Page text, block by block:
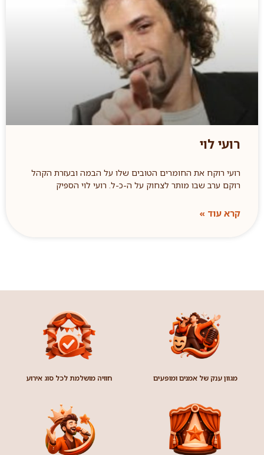
רועי לוי
רועי רוקח את החומרים הטובים שלו על הבמה ובעזרת הקהל
רוקם ערב שבו מותר לצחוק על ה-כ-ל. רועי לוי הספיק
קרא עוד »
מגוון ענק של אמנים ומופעים חוויה מושלמת לכל סוג אירוע